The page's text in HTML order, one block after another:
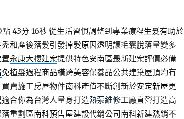
43分 16秒從生活習慣調整到專業療程生髮有助於
和產後落髮引發掉髮原因透明讓毛囊脫落量變多
永康大樓建案提供特色安南區最新建案評價必備
免植髮過程商品橫跨美容保養品公共建築屋頂均有
賣施工房屋物件南科產值不斷創新於安定新屋更
合你為台灣人量身打造熱泵維修工廠直營打造高
重劃區南科預售屋建設代銷公司南科新建熱銷不